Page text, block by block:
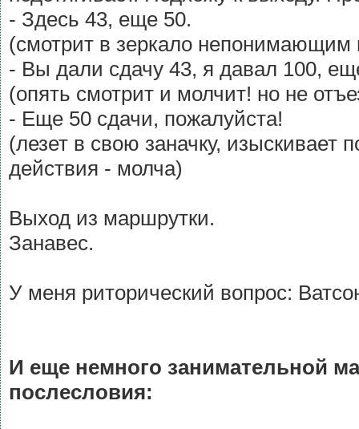
- Здесь 43, еще 50.
(смотрит в зеркало непонимающим
- Вы дали сдачу 43, я давал 100,
(опять смотрит и молчит! но не
- Еще 50 сдачи, пожалуйста!
(лезет в свою заначку, изыскивает
действия - молча)
Выход из маршрутки.
Занавес.
У меня риторический вопрос:
И еще немного занимательной
послесловия: